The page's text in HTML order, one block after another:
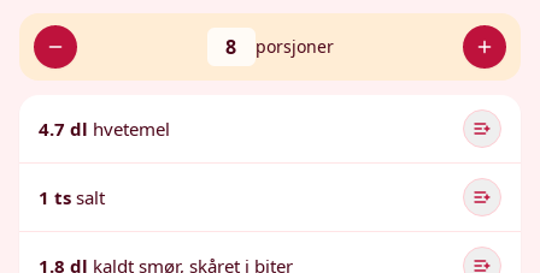
8 porsjoner
4.7 dl hvetemel
1 ts salt
1.8 dl kaldt smør, skåret i biter